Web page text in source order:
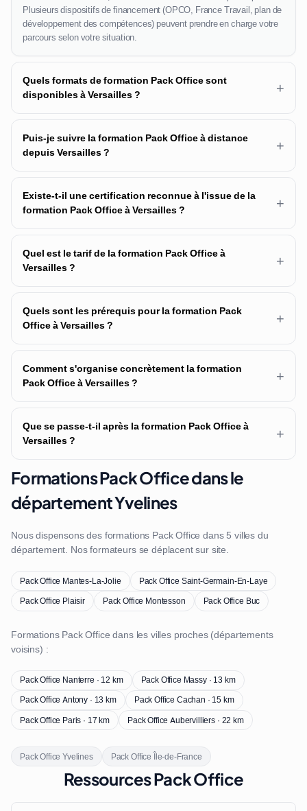
Plusieurs dispositifs de financement (OPCO, France Travail, plan de
développement des compétences) peuvent prendre en charge votre
parcours selon votre situation.
Quels formats de formation Pack Office sont
disponibles à Versailles ?
+
Puis-je suivre la formation Pack Office à distance
depuis Versailles ?
+
Existe-t-il une certification reconnue à l'issue de la
formation Pack Office à Versailles ?
+
Quel est le tarif de la formation Pack Office à
Versailles ?
+
Quels sont les prérequis pour la formation Pack
Office à Versailles ?
+
Comment s'organise concrètement la formation
Pack Office à Versailles ?
+
Que se passe-t-il après la formation Pack Office à
Versailles ?
+
Formations Pack Office dans le
département Yvelines
Nous dispensons des formations Pack Office dans 5 villes du
département. Nos formateurs se déplacent sur site.
Pack Office Mantes-La-Jolie
Pack Office Saint-Germain-En-Laye
Pack Office Plaisir
Pack Office Montesson Pack Office Buc
Formations Pack Office dans les villes proches (départements
voisins) :
Pack Office Nanterre · 12 km
Pack Office Massy · 13 km
Pack Office Antony · 13 km
Pack Office Cachan · 15 km
Pack Office Paris · 17 km
Pack Office Aubervilliers · 22 km
Pack Office Yvelines Pack Office Île-de-France
Ressources Pack Office